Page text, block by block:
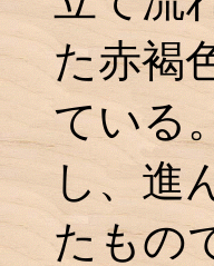
た赤褐
ている
し、進
たもの